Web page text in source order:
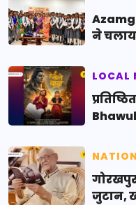
ने
LOCAL
जुटान,